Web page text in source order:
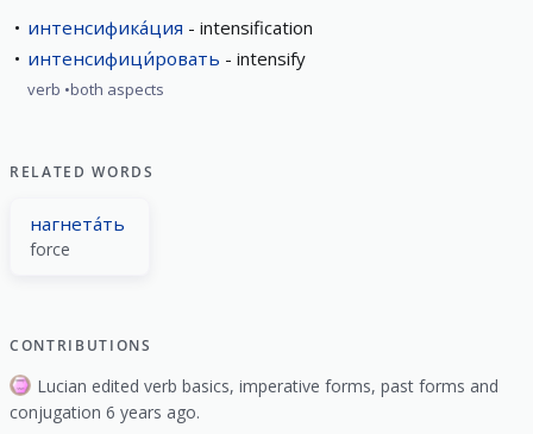
интенсифика́ция
intensification
интенсифици́ровать
intensify
verb both aspects
RELATED WORDS
нагнета́ть
force
CONTRIBUTIONS
Lucian edited verb basics, imperative forms, past forms and
conjugation 6 years ago.